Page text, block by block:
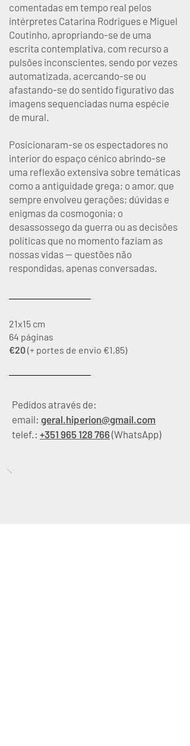
comentadas em tempo real pelos
intérpretes Catarina Rodrigues e Miguel
Coutinho, apropriando-se de uma
escrita contemplativa, com recurso a
pulsões inconscientes, sendo por vezes
automatizada, acercando-se ou
afastando-se do sentido figurativo das
imagens sequenciadas numa espécie
de mural.
Posicionaram-se os espectadores no
interior do espaço cénico abrindo-se
uma reflexão extensiva sobre temáticas
como a antiguidade grega; o amor, que
sempre envolveu gerações; dúvidas e
enigmas da cosmogonia; o
desassossego da guerra ou as decisões
políticas que no momento faziam as
nossas vidas — questões não
respondidas, apenas conversadas.
21x15 cm
64 páginas
€20(+ portes de envio €1,85)
Pedidos através de:
email: geral.hiperion@gmail.com
telef.: +351 965 128 766(WhatsApp)